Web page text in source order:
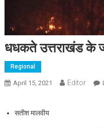
धधकते उत्तराखंड के
Regional
April 15, 2021 Editor
सतीश मालवीय